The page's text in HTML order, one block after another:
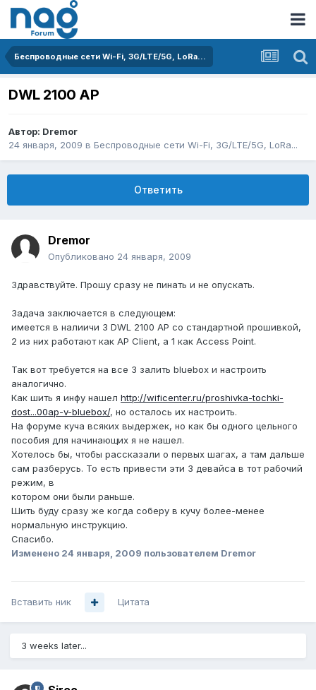
Беспроводные сети Wi-Fi, 3G/LTE/5G, LoRa...
DWL 2100 AP
Автор: Dremor
24 января, 2009 в Беспроводные сети Wi-Fi, 3G/LTE/5G, LoRa...
Ответить
Dremor
Опубликовано 24 января, 2009
Здравствуйте. Прошу сразу не пинать и не опускать.
Задача заключается в следующем:
имеется в налиичи 3 DWL 2100 AP со стандартной прошивкой,
2 из них работают как AP Client, а 1 как Access Point.
Так вот требуется на все 3 залить bluebox и настроить
аналогично.
Как шить я инфу нашел http://wificenter.ru/proshivka-tochki-
dost...00ap-v-bluebox/, но осталось их настроить.
На форуме куча всяких выдержек, но как бы одного цельного
пособия для начинающих я не нашел.
Хотелось бы, чтобы рассказали о первых шагах, а там дальше
сам разберусь. То есть привести эти 3 девайса в тот рабочий
режим, в
котором они были раньше.
Шить буду сразу же когда соберу в кучу более-менее
нормальную инструкцию.
Спасибо.
Изменено 24 января, 2009 пользователем Dremor
Вставить ник Цитата
3 weeks later...